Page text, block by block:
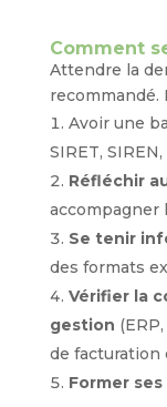
Comment
Attendre la
recommandé.
Avoir une
SIRET,
Réfléchir
accompagner
Se tenir
des formats
Vérifier la
gestion
de facturation
Former